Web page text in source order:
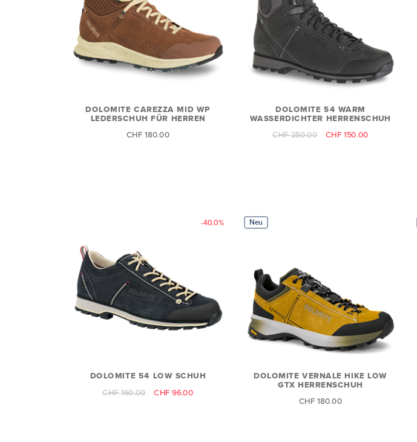
DOLOMITE CAREZZA MID WP
LEDERSCHUH FÜR HERREN
CHF 180.00
DOLOMITE 54 WARM
WASSERDICHTER HERRENSCHUH
CHF 250.00
CHF 150.00
-40.0%
DOLOMITE 54 LOW SCHUH
CHF 160.00
CHF 96.00
Neu
DOLOMITE VERNALE HIKE LOW
GTX HERRENSCHUH
CHF 180.00